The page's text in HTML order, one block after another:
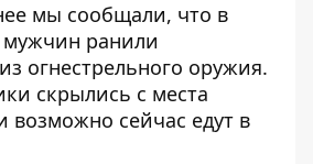
мы сообщали, что в
мужчин ранили
огнестрельного оружия.
скрылись с места
возможно сейчас едут в